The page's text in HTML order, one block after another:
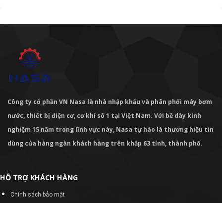
Công ty cổ phần VN Nasa là nhà nhập khẩu và phân phối máy bơm
nước, thiết bị điện cơ, cơ khí số 1 tại Việt Nam. Với bề dày kinh
nghiệm 15 năm trong lĩnh vực này, Nasa tự hào là thương hiệu tin
dùng của hàng ngàn khách hàng trên khắp 63 tỉnh, thành phố.
HỖ TRỢ KHÁCH HÀNG
Chính sách bảo mật